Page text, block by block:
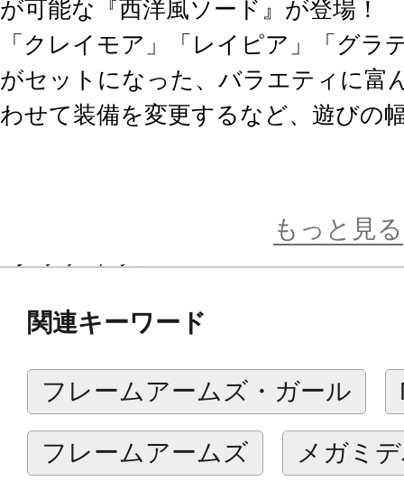
が可能な『西洋風ソード』が登場！
「クレイモア」「レイピア」「グラ
がセットになった、バラエティに富
わせて装備を変更するなど、遊びの
■大剣×1
※画像は試作品です。実際の商品と
ます。
※本製品は再生産です。
もっと見る
関連キーワード
フレームアームズ・ガール
フレームアームズ メガミ